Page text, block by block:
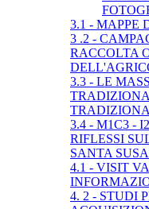
3.1 - MAPPE
3 .2 -
RACCOLTA
3.3 - LE
3.4 - M1C3 -
RIFLESSI
SANTA
4.1 - VISIT
4. 2 - STUDI